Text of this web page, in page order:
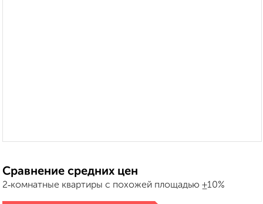
Сравнение средних цен
2‑комнатные квартиры с похожей площадью ±10%